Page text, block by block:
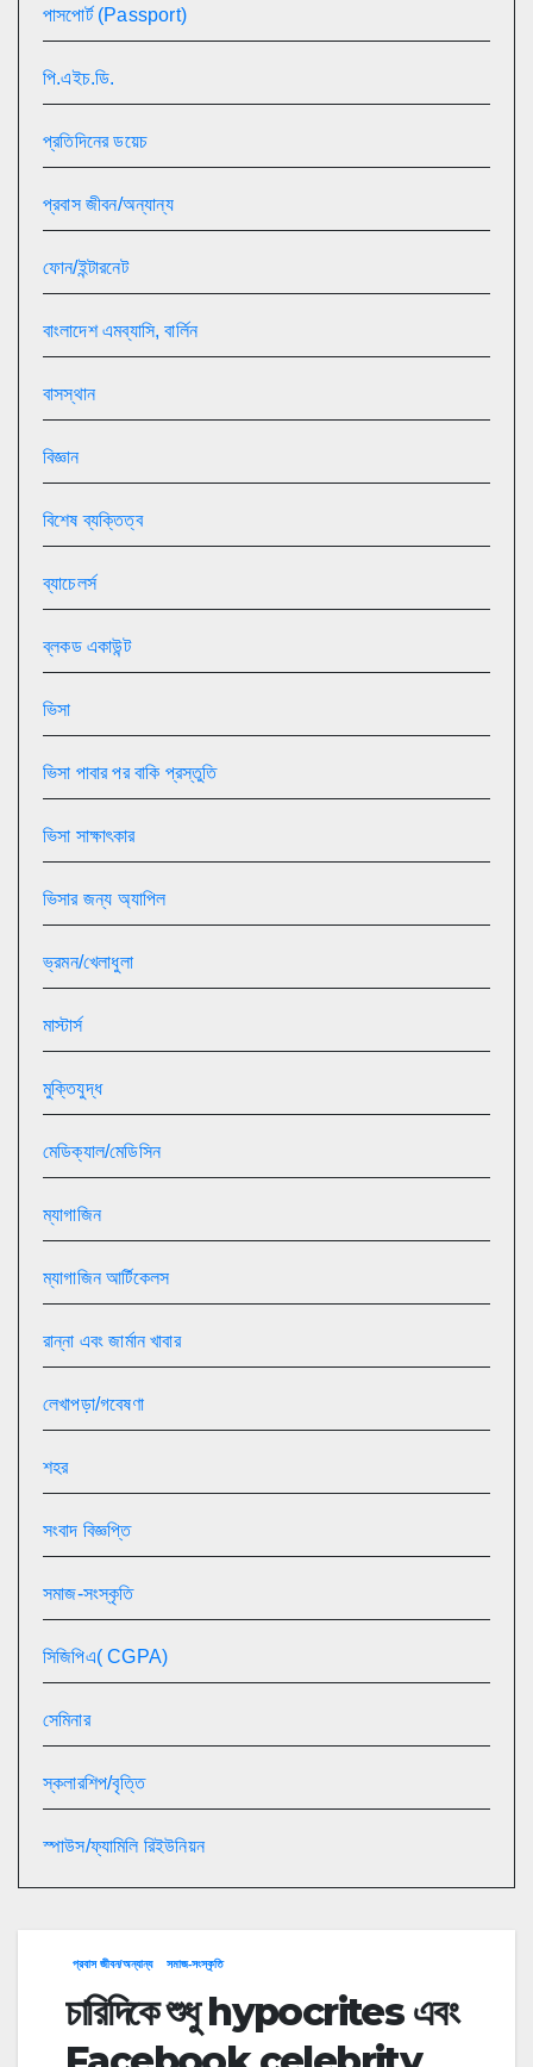
পাসপোর্ট (Passport)
পি.এইচ.ডি.
প্রতিদিনের ডয়েচ
প্রবাস জীবন/অন্যান্য
ফোন/ইন্টারনেট
বাংলাদেশ এমব্যাসি, বার্লিন
বাসস্থান
বিজ্ঞান
বিশেষ ব্যক্তিত্ব
ব্যাচেলর্স
ব্লকড একাউন্ট
ভিসা
ভিসা পাবার পর বাকি প্রস্তুতি
ভিসা সাক্ষাৎকার
ভিসার জন্য অ্যাপিল
ভ্রমন/খেলাধুলা
মাস্টার্স
মুক্তিযুদ্ধ
মেডিক্যাল/মেডিসিন
ম্যাগাজিন
ম্যাগাজিন আর্টিকেলস
রান্না এবং জার্মান খাবার
লেখাপড়া/গবেষণা
শহর
সংবাদ বিজ্ঞপ্তি
সমাজ-সংস্কৃতি
সিজিপিএ( CGPA)
সেমিনার
স্কলারশিপ/বৃত্তি
স্পাউস/ফ্যামিলি রিইউনিয়ন
প্রবাস জীবন/অন্যান্য সমাজ-সংস্কৃতি
চারিদিকে শুধু hypocrites এবং